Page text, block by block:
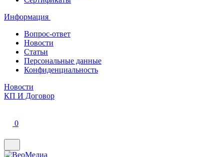
Информация
Вопрос-ответ
Новости
Статьи
Персональные данные
Конфиденциальность
Новости
КП И Договор
0